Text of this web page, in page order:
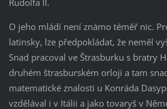
Rudolfa II.
O jeho mládí není známo téměř nic.
latinsky, lze předpokládat, že neměl
Snad pracoval ve Štrasburku s bratry
druhém štrasburském orloji a tam
matematické znalosti u Konráda
vzdělával i v Itálii a jako tovaryš v